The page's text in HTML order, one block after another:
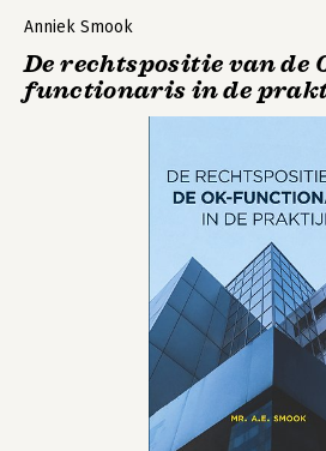
Anniek Smook
De rechtspositie van de
functionaris in de